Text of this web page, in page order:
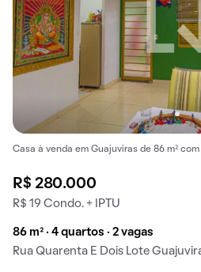
Casa à venda em Guajuviras de 86 m²
R$ 280.000
R$ 19 Condo. + IPTU
86 m² · 4 quartos · 2 vagas
Rua Quarenta E Dois Lote